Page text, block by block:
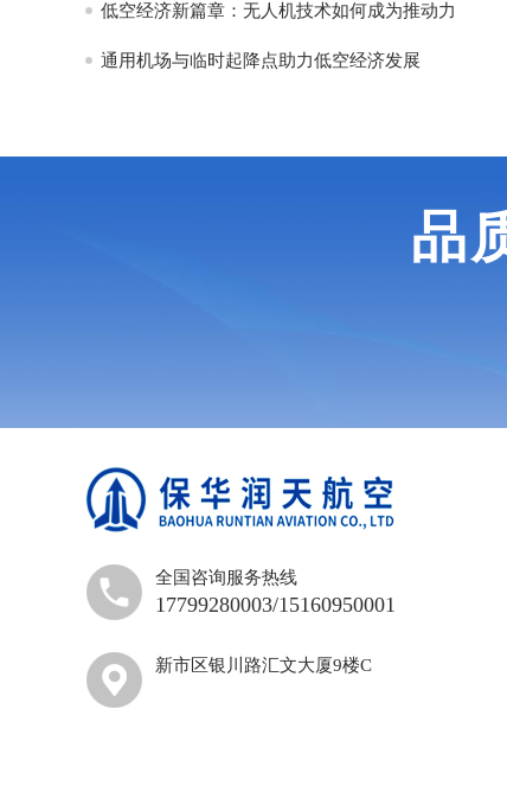
低空经济新篇章：无人机技术如何成为推动力
通用机场与临时起降点助力低空经济发展
品
全国咨询服务热线
17799280003/15160950001
新市区银川路汇文大厦9楼C